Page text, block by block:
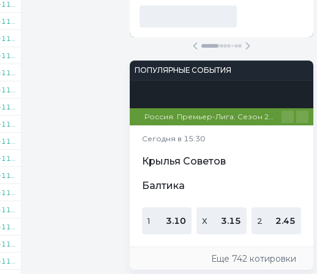
ПОПУЛЯРНЫЕ СОБЫТИЯ
Россия. Премьер-Лига. Сезон 26/27
Сегодня в 15:30
Крылья Советов
Балтика
1 3.10 Х 3.15 2 2.45
Еще 742 котировки